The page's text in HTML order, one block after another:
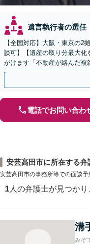
遺言執行者の選任
【全国対応】大阪・東京の2
談可】【遺産の取り分最大
がけます「不動産が絡んだ複
執行／事業承継など、お任
電話でお問い合わ
安芸高田市に所在する弁
安芸高田市の事務所等での面談予
1 人の弁護士が見つかり
溝
みぞ